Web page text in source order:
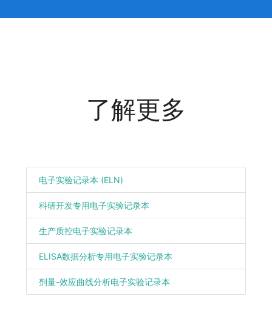
了解更多
电子实验记录本 (ELN)
科研开发专用电子实验记录本
生产质控电子实验记录本
ELISA数据分析专用电子实验记录本
剂量-效应曲线分析电子实验记录本